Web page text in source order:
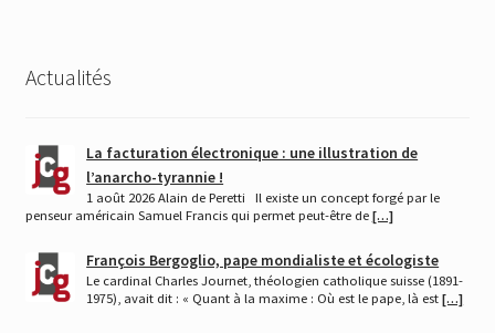
Actualités
La facturation électronique : une illustration de
l’anarcho-tyrannie !
1 août 2026 Alain de Peretti Il existe un concept forgé par le
penseur américain Samuel Francis qui permet peut-être de […]
François Bergoglio, pape mondialiste et écologiste
Le cardinal Charles Journet, théologien catholique suisse (1891-
1975), avait dit : « Quant à la maxime : Où est le pape, là est[…]